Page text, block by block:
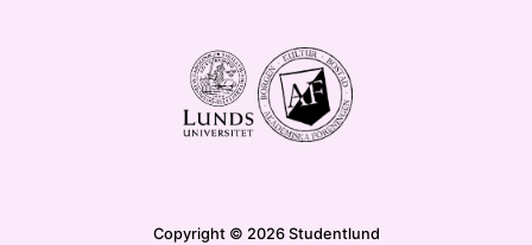
Copyright © 2026 Studentlund